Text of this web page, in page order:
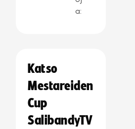
a:
Katso
Mestareiden
Cup
SalibandyTV